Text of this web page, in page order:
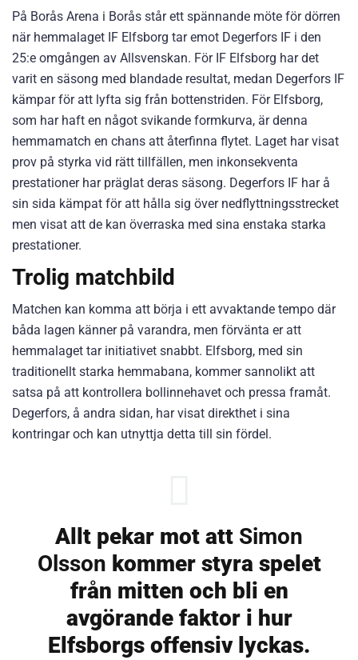
På Borås Arena i Borås står ett spännande möte för dörren
när hemmalaget IF Elfsborg tar emot Degerfors IF i den
25:e omgången av Allsvenskan. För IF Elfsborg har det
varit en säsong med blandade resultat, medan Degerfors IF
kämpar för att lyfta sig från bottenstriden. För Elfsborg,
som har haft en något svikande formkurva, är denna
hemmamatch en chans att återfinna flytet. Laget har visat
prov på styrka vid rätt tillfällen, men inkonsekventa
prestationer har präglat deras säsong. Degerfors IF har å
sin sida kämpat för att hålla sig över nedflyttningsstrecket
men visat att de kan överraska med sina enstaka starka
prestationer.
Trolig matchbild
Matchen kan komma att börja i ett avvaktande tempo där
båda lagen känner på varandra, men förvänta er att
hemmalaget tar initiativet snabbt. Elfsborg, med sin
traditionellt starka hemmabana, kommer sannolikt att
satsa på att kontrollera bollinnehavet och pressa framåt.
Degerfors, å andra sidan, har visat direkthet i sina
kontringar och kan utnyttja detta till sin fördel.
Allt pekar mot att Simon
Olsson kommer styra spelet
från mitten och bli en
avgörande faktor i hur
Elfsborgs offensiv lyckas.